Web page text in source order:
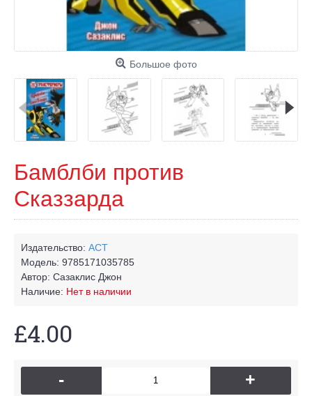
Большое фото
Бамблби против
Сказзарда
Издательство: АСТ
Модель: 9785171035785
Автор: Сазаклис Джон
Наличие: Нет в наличии
£4.00
- +